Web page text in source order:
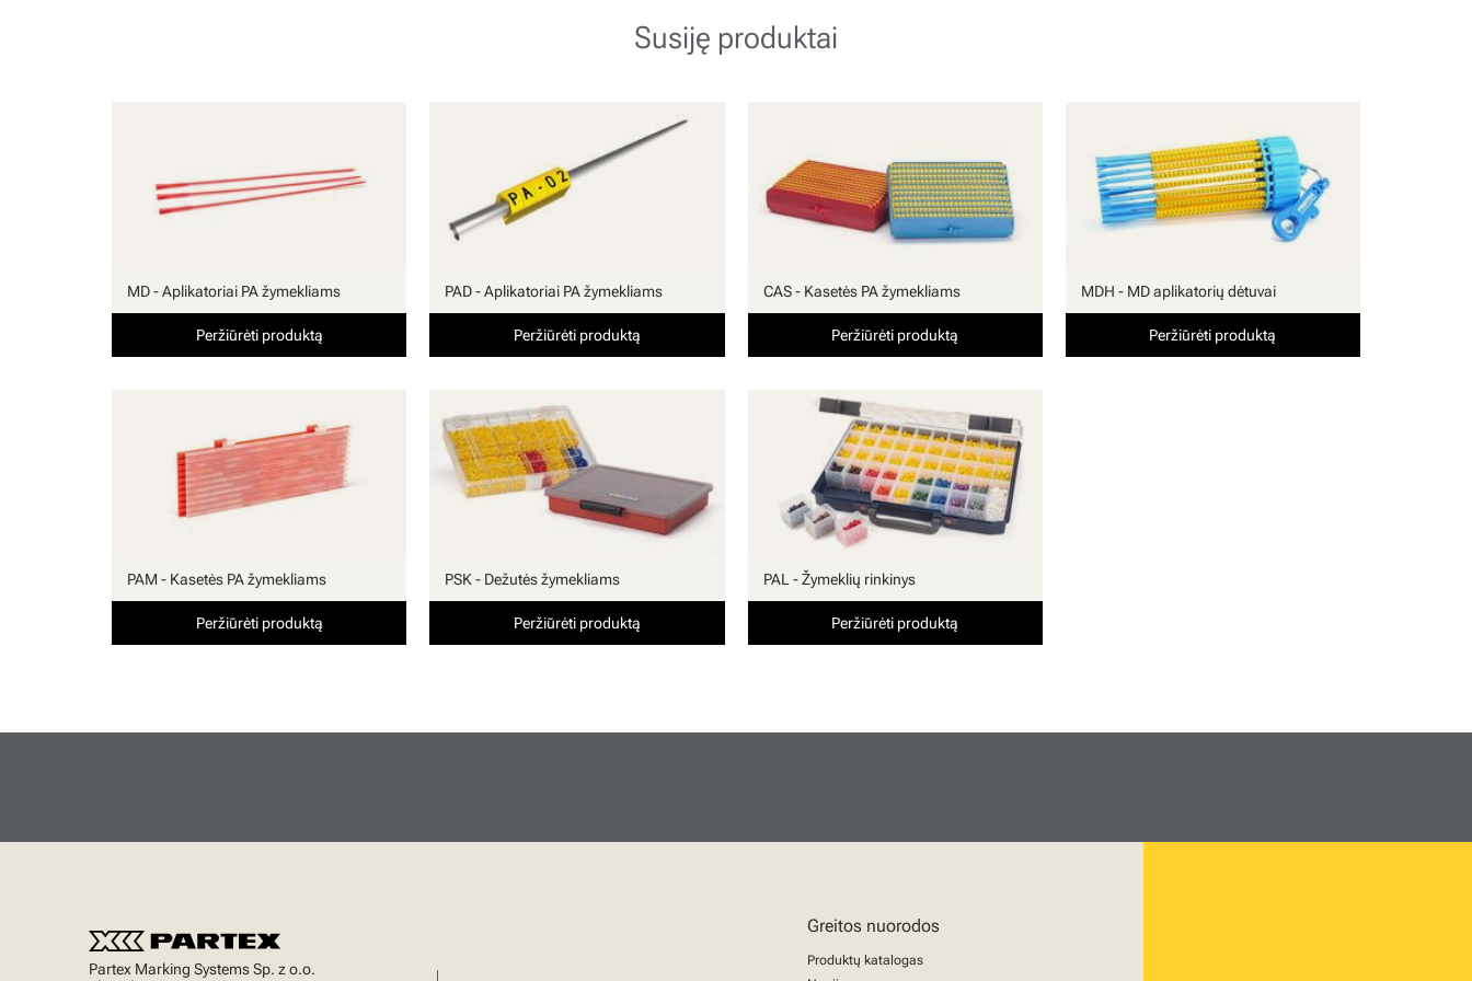
Susiję produktai
MD - Aplikatoriai PA žymekliams
Peržiūrėti produktą
PAD - Aplikatoriai PA žymekliams
Peržiūrėti produktą
CAS - Kasetės PA žymekliams
Peržiūrėti produktą
MDH - MD aplikatorių dėtuvai
Peržiūrėti produktą
PAM - Kasetės PA žymekliams
Peržiūrėti produktą
PSK - Dežutės žymekliams
Peržiūrėti produktą
PAL - Žymeklių rinkinys
Peržiūrėti produktą
Partex Marking Systems Sp. z o.o.
Greitos nuorodos
Produktų katalogas